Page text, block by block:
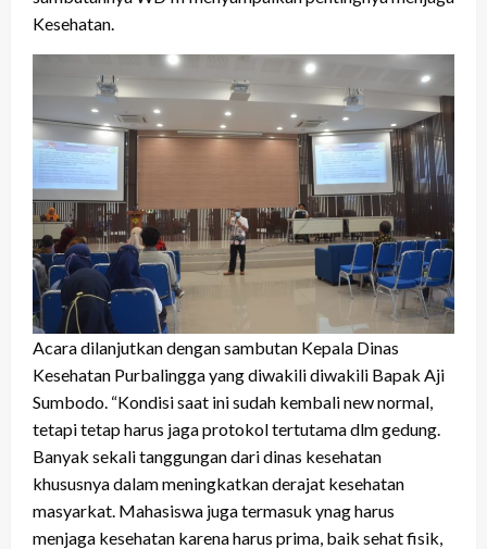
Kesehatan.
Acara dilanjutkan dengan sambutan Kepala Dinas
Kesehatan Purbalingga yang diwakili diwakili Bapak Aji
Sumbodo. “Kondisi saat ini sudah kembali new normal,
tetapi tetap harus jaga protokol tertutama dlm gedung.
Banyak sekali tanggungan dari dinas kesehatan
khususnya dalam meningkatkan derajat kesehatan
masyarkat. Mahasiswa juga termasuk ynag harus
menjaga kesehatan karena harus prima, baik sehat fisik,